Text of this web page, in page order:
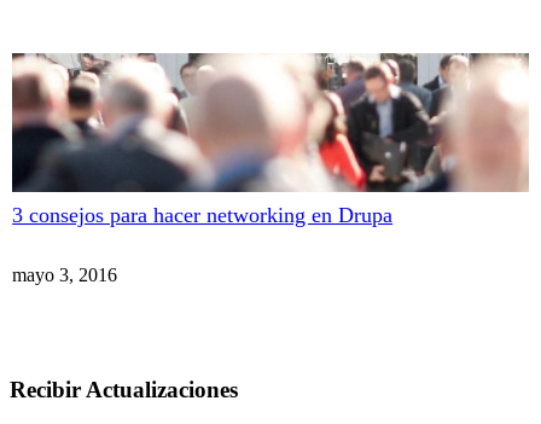
3 consejos para hacer networking en Drupa
mayo 3, 2016
Recibir Actualizaciones